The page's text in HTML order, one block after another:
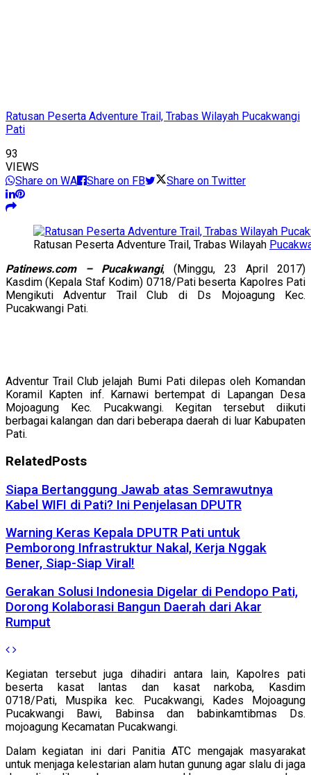
Ratusan Peserta Adventure Trail, Trabas Wilayah Pucakwangi
Pati
93
VIEWS
Share on WA
Share on FB Share on Twitter
Ratusan Peserta Adventure Trail, Trabas Wilayah
Patinews.com – Pucakwangi, (Minggu, 23 April 2017)
Kasdim (Kepala Staf Kodim) 0718/Pati beserta Kapolres Pati
Mengikuti Adventur Trail Club di Ds Mojoagung Kec.
Pucakwangi Pati.
Adventur Trail Club jelajah Bumi Pati dilepas oleh Komandan
Koramil Kapten inf. Karnawi bertempat di Lapangan Desa
Mojoagung Kec. Pucakwangi. Kegitan tersebut diikuti
berbagai kalangan dan dari beberapa daerah di luar Kabupaten
Pati.
RelatedPosts
Siapa Bertanggung Jawab atas Semrawutnya
Kabel WIFI di Pati? Ini Penjelasan DPUTR
Warning Keras Kepala DPUTR Pati untuk
Pemborong Infrastruktur Nakal, Kerja Nggak
Bener, Siap-Siap Viral!
Gerakan Solusi Indonesia Digelar di Pendopo Pati,
Dorong Kolaborasi Bangun Daerah dari Akar
Rumput
Kegiatan tersebut juga dihadiri antara lain, Kapolres pati
beserta kasat lantas dan kasat narkoba, Kasdim
0718/Pati, Muspika kec. Pucakwangi, Kades Mojoagung
Pucakwangi Bawi, Babinsa dan babinkamtibmas Ds.
mojoagung Kecamatan Pucakwangi.
Dalam kegiatan ini dari Panitia ATC mengajak masyarakat
untuk menjaga kelestarian alam hutan gunung agar slalu di jaga